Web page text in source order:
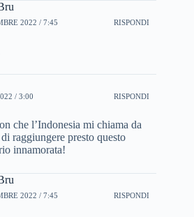
2022 / 7:45 RISPONDI
/ 3:00 RISPONDI
che l’Indonesia mi chiama da
raggiungere presto questo
innamorata!
2022 / 7:45 RISPONDI